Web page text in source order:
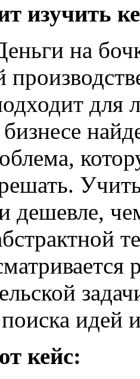
изучить
на
для
дешевле,
идей
кейс: